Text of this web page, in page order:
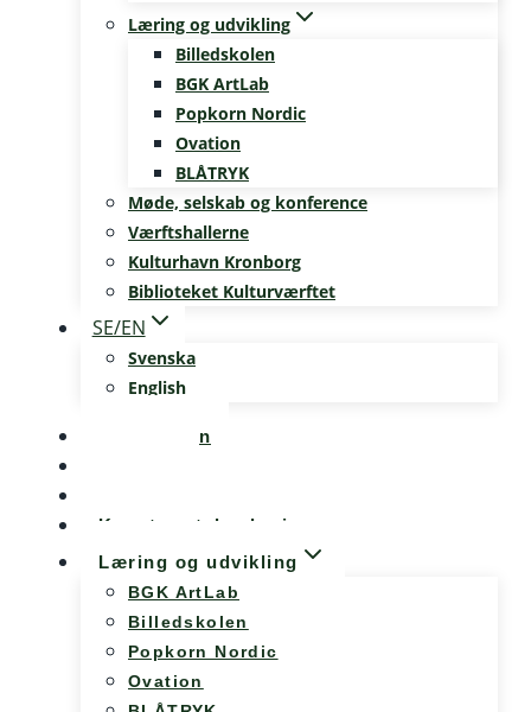
Læring og udvikling
Billedskolen
BGK ArtLab
Popkorn Nordic
Ovation
BLÅTRYK
Møde, selskab og konference
Værftshallerne
Kulturhavn Kronborg
Biblioteket Kulturværftet
SE/EN
Svenska
English
Kalenderen
Kunst og teknologi
Læring og udvikling
BGK ArtLab
Billedskolen
Popkorn Nordic
Ovation